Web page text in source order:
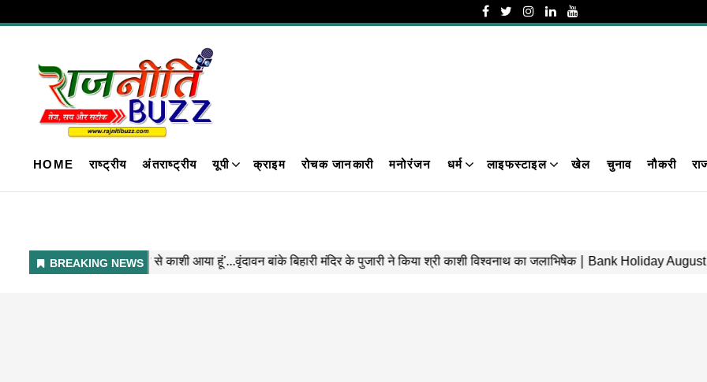
HOME राष्ट्रीय अंतराष्ट्रीय यूपी क्राइम रोचक जानकारी मनोरंजन धर्म लाइफस्टाइल खेल चुनाव नौकरी